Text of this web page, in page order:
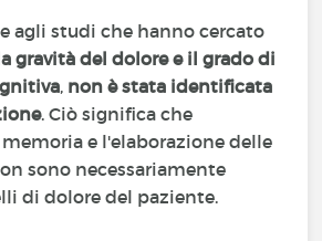
agli studi che hanno cercato
gravità del dolore e il grado di
, non è stata identificata
. Ciò significa che
e l'elaborazione delle
sono necessariamente
di dolore del paziente.